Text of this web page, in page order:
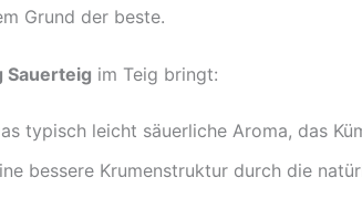
Grund der beste.
Sauerteig im Teig bringt:
typisch leicht säuerliche Aroma, das
bessere Krumenstruktur durch die